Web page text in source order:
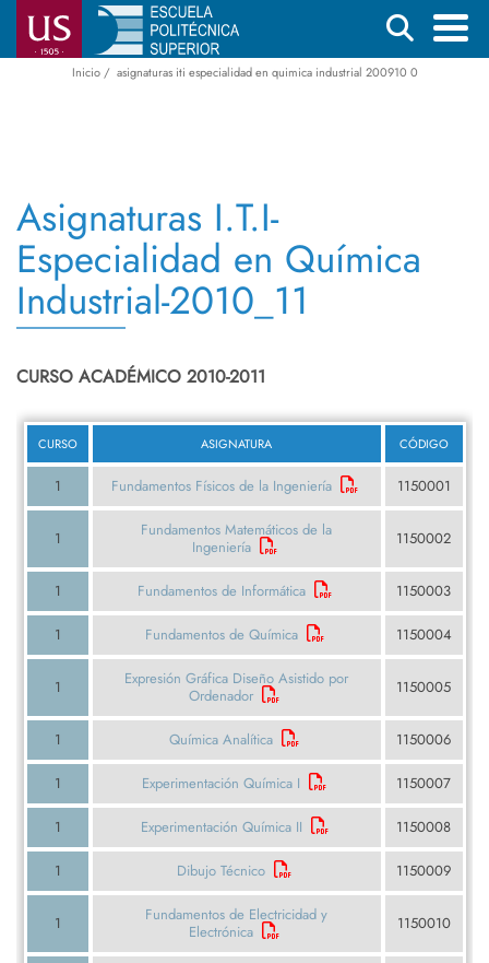
Pasar
Buscar
MenúInicio asignaturas iti especialidad en quimica industrial 200910 0
Asignaturas I.T.I-
Especialidad en Química
Industrial-2010_11
CURSO ACADÉMICO 2010-2011
CURSO ASIGNATURA CÓDIGO
1 Fundamentos Físicos de la Ingeniería 1150001
1
Fundamentos Matemáticos de la
Ingeniería
1150002
1 Fundamentos de Informática 1150003
1 Fundamentos de Química 1150004
1
Expresión Gráfica Diseño Asistido por
Ordenador
1150005
1 Química Analítica 1150006
1 Experimentación Química I 1150007
1 Experimentación Química II 1150008
1 Dibujo Técnico 1150009
1
Fundamentos de Electricidad y
Electrónica
1150010